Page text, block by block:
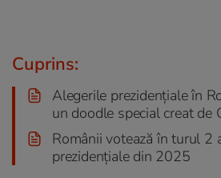
Cuprins:
Alegerile prezidențiale în
un doodle special creat de
Românii votează în turul 2
prezidențiale din 2025